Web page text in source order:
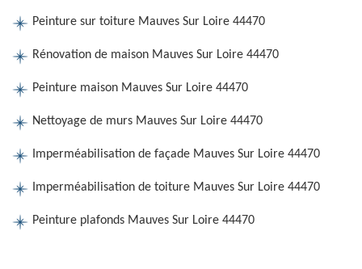
Peinture sur toiture Mauves Sur Loire 44470
Rénovation de maison Mauves Sur Loire 44470
Peinture maison Mauves Sur Loire 44470
Nettoyage de murs Mauves Sur Loire 44470
Imperméabilisation de façade Mauves Sur Loire 44470
Imperméabilisation de toiture Mauves Sur Loire 44470
Peinture plafonds Mauves Sur Loire 44470